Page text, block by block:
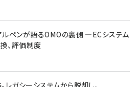
ペンが語るOMOの裏側 ―ECシステム
、評価制度
レガシーシステムから脱却し、